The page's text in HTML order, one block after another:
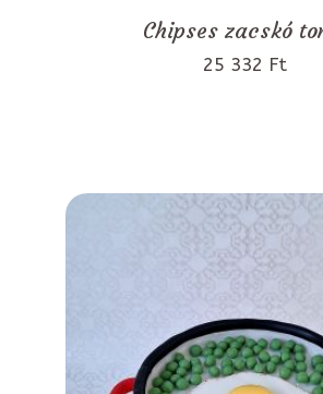
Chipses zacskó
25 332 Ft